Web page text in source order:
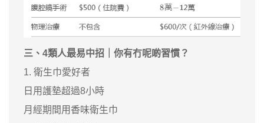
三、4類人最易中招｜你有冇呢啲習慣？
1. 衛生巾愛好者
日用護墊超過8小時
月經期間用香味衛生巾